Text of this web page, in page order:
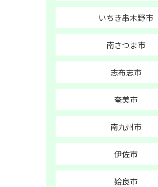
いちき串木野市
南さつま市
志布志市
奄美市
南九州市
伊佐市
姶良市